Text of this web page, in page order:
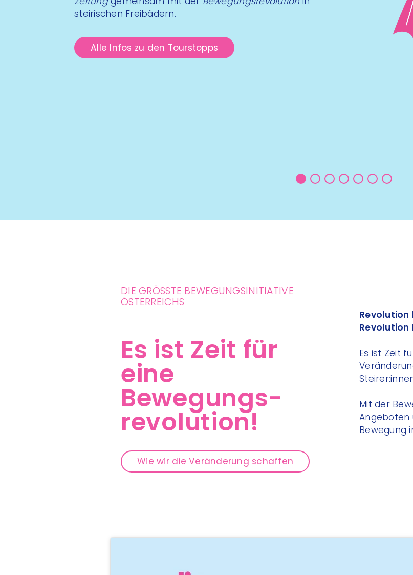
steirischen Freibädern.
Alle Infos zu den Tourstopps
DIE GRÖSSTE BEWEGUNGSINITIATIVE Ö
STERREICHS
Es ist Zeit für
eine
Bewegungs-
revolution!
Wie wir die Veränderung schaffen
Revolution
Es ist Zeit
Mit der
Angeboten
Bewegung